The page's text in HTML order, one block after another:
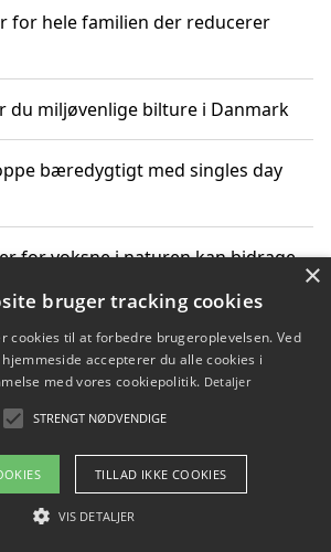
for hele familien der reducerer
du miljøvenlige bilture i Danmark
bæredygtigt med singles day
for voksne i naturen kan bidrage
du dine vigtige datoer for CO2-
2026 - Pilanto Aps
kontakt
×
bruger tracking cookies
cookies til at forbedre brugeroplevelsen. Ved
accepterer du alle cookies i
med vores cookiepolitik. Detaljer
STRENGT NØDVENDIGE
TILLAD IKKE COOKIES
VIS DETALJER